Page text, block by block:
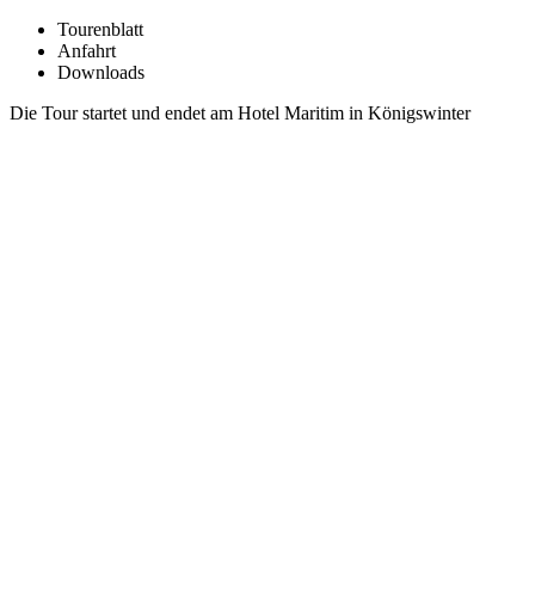
Tourenblatt
Anfahrt
Downloads
Die Tour startet und endet am Hotel Maritim in Königswinter